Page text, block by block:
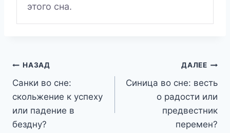
этого сна.
Навигация
по
записям
НАЗАД
Санки во сне:
скольжение к успеху
или падение в
бездну?
ДАЛЕЕ
Синица во сне: весть
о радости или
предвестник
перемен?